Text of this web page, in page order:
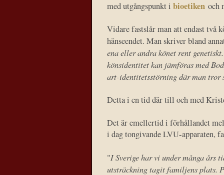
med utgångspunkt i bioetiken och
Vidare fastslår man att endast två
hänseendet. Man skriver bland
ena eller andra könet rent
könsidentitet kan jämföras med
art-identitetsstörning där man tror
Detta i en tid där till och med
Det är emellertid i förhållandet
i dag tongivande LVU-apparaten,
"I Sverige har vi under många års
utsträckning tagit familjens plats.